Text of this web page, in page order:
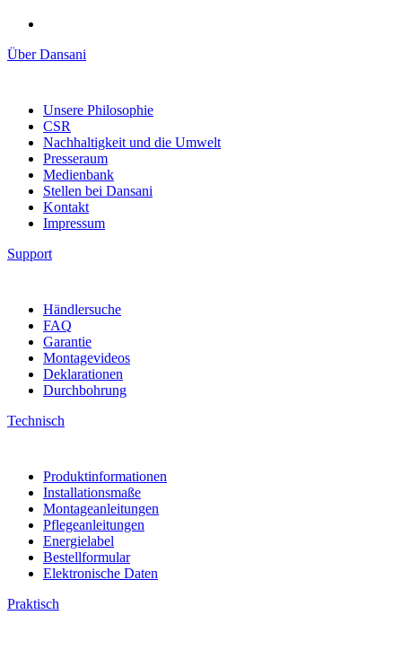
Über Dansani
Unsere Philosophie
CSR
Nachhaltigkeit und die Umwelt
Presseraum
Medienbank
Stellen bei Dansani
Kontakt
Impressum
Support
Händlersuche
FAQ
Garantie
Montagevideos
Deklarationen
Durchbohrung
Technisch
Produktinformationen
Installationsmaße
Montageanleitungen
Pflegeanleitungen
Energielabel
Bestellformular
Elektronische Daten
Praktisch